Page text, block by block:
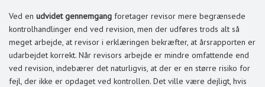
Ved en udvidet gennemgang foretager revisor mere begrænsede
kontrolhandlinger end ved revision, men der udføres trods alt så
meget arbejde, at revisor i erklæringen bekræfter, at årsrapporten er
udarbejdet korrekt. Når revisors arbejde er mindre omfattende end
ved revision, indebærer det naturligvis, at der er en større risiko for
fejl, der ikke er opdaget ved kontrollen. Det ville være dejligt, hvis